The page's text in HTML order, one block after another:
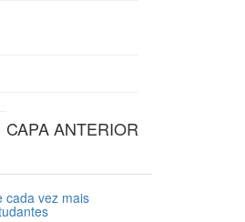
CAPA ANTERIOR
cada vez mais